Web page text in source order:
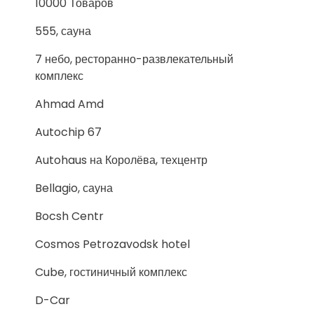
555, сауна
7 небо, ресторанно-развлекательный
комплекс
Ahmad Amd
Autochip 67
Autohaus на Королёва, техцентр
Bellagio, сауна
Bocsh Centr
Cosmos Petrozavodsk hotel
Cube, гостиничный комплекс
D-Car